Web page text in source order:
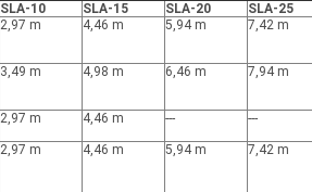
SLA-10 SLA-15 SLA-20
SLA-25
2,97 m 4,46 m 5,94 m 7,42 m
3,49 m 4,98 m 6,46 m 7,94 m
2,97 m 4,46 m --- ---
2,97 m 4,46 m 5,94 m 7,42 m